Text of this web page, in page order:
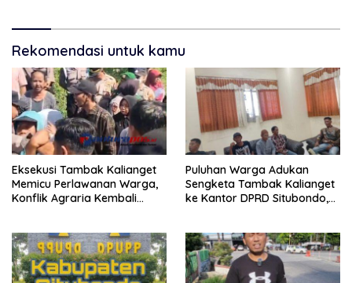
Rekomendasi untuk kamu
Eksekusi Tambak Kalianget
Memicu Perlawanan Warga,
Konflik Agraria Kembali
Puluhan Warga Adukan
Sengketa Tambak Kalianget
ke Kantor DPRD Situbondo,